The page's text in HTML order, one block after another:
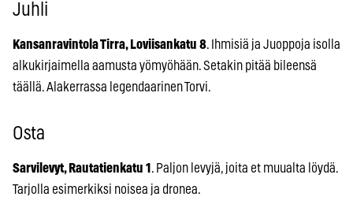
Juhli
Kansanravintola Tirra, Loviisankatu 8. Ihmisiä ja Juoppoja isolla
alkukirjaimella aamusta yömyöhään. Setakin pitää bileensä
täällä. Alakerrassa legendaarinen Torvi.
Osta
Sarvilevyt, Rautatienkatu 1 . Paljon levyjä, joita et muualta löydä.
Tarjolla esimerkiksi noisea ja dronea.